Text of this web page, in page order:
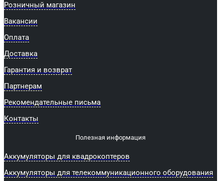
Розничный магазин
Вакансии
Оплата
Доставка
Гарантия и возврат
Партнерам
Рекомендательные письма
Контакты
Полезная информация
Аккумуляторы для квадрокоптеров
Аккумуляторы для телекоммуникационного оборудования